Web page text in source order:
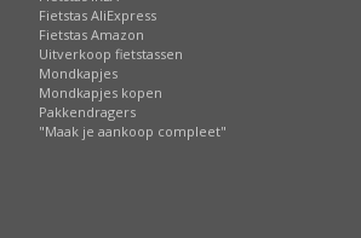
Fietstas AliExpress
Fietstas Amazon
Uitverkoop fietstassen
Mondkapjes
Mondkapjes kopen
Pakkendragers
"Maak je aankoop compleet"